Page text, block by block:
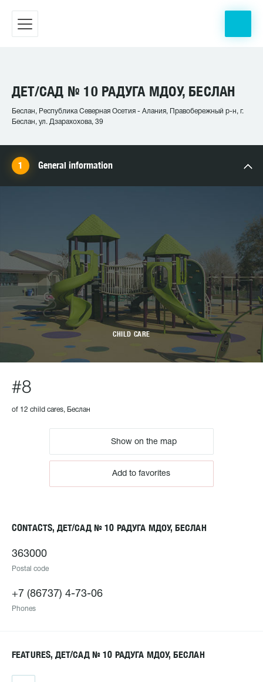
ДЕТ/САД № 10 РАДУГА МДОУ, БЕСЛАН
Беслан, Республика Северная Осетия - Алания, Правобережный р-н, г.
Беслан, ул. Дзарахохова, 39
General information
CHILD CARE
#8
of 12 child cares, Беслан
Show on the map
Add to favorites
CONTACTS, ДЕТ/САД № 10 РАДУГА МДОУ, БЕСЛАН
363000
Postal code
+7 (86737) 4-73-06
Phones
FEATURES, ДЕТ/САД № 10 РАДУГА МДОУ, БЕСЛАН